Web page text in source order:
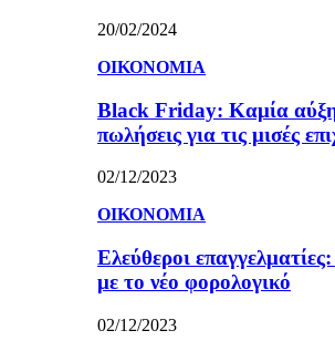
20/02/2024
ΟΙΚΟΝΟΜΙΑ
Black Friday: Καμία
πωλήσεις για τις μισές
02/12/2023
ΟΙΚΟΝΟΜΙΑ
Ελεύθεροι
με το νέο φορολογικό
02/12/2023